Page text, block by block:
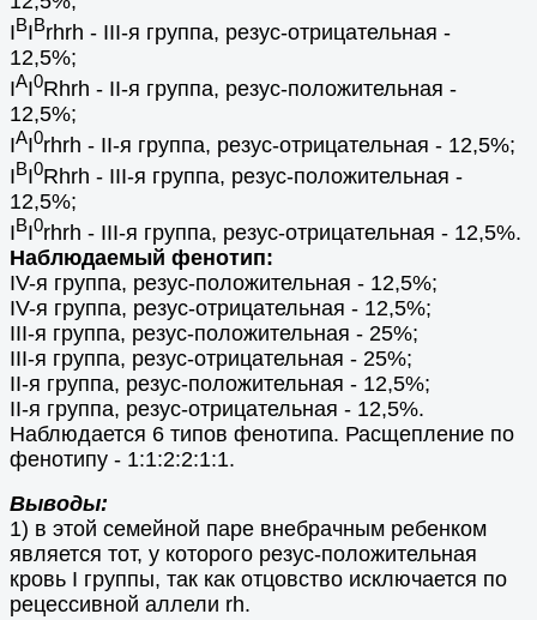
IBIBrhrh - III-я группа, резус-отрицательная -
12,5%;
IAI0Rhrh - II-я группа, резус-положительная -
12,5%;
IAI0rhrh - II-я группа, резус-отрицательная - 12,5%;
IBI0Rhrh - III-я группа, резус-положительная -
12,5%;
IBI0rhrh - III-я группа, резус-отрицательная - 12,5%.
Наблюдаемый фенотип:
IV-я группа, резус-положительная - 12,5%;
IV-я группа, резус-отрицательная - 12,5%;
III-я группа, резус-положительная - 25%;
III-я группа, резус-отрицательная - 25%;
II-я группа, резус-положительная - 12,5%;
II-я группа, резус-отрицательная - 12,5%.
Наблюдается 6 типов фенотипа. Расщепление по
фенотипу - 1:1:2:2:1:1.
Выводы:
1) в этой семейной паре внебрачным ребенком
является тот, у которого резус-положительная
кровь I группы, так как отцовство исключается по
рецессивной аллели rh.